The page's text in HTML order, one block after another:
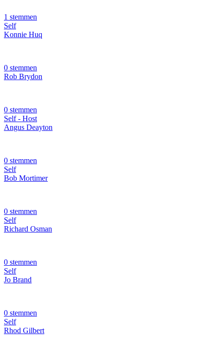
1 stemmen
Self
Konnie Huq
0 stemmen
Rob Brydon
0 stemmen
Self - Host
Angus Deayton
0 stemmen
Self
Bob Mortimer
0 stemmen
Self
Richard Osman
0 stemmen
Self
Jo Brand
0 stemmen
Self
Rhod Gilbert